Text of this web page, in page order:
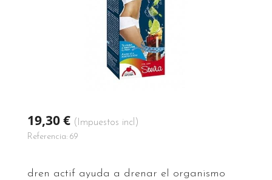
19,30 € (Impuestos incl)
Referencia: 69
dren actif ayuda a drenar el organismo